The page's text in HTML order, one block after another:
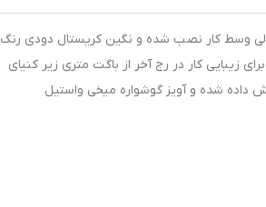
وسط کار نصب شده و نگین کریستال دودی رنگ
زیبایی کار در رج آخر از باگت متری زیر کنیای
داده شده و آویز گوشواره میخی واستیل